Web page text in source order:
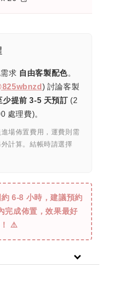
求 自由客製配色。
) 討論客製
少提前 3-5 天預訂(2
處理費)。
場佈置費用，運費則需
計算。結帳時請選擇
6-8 小時，建議預約
完成佈置，效果最好
⚠️